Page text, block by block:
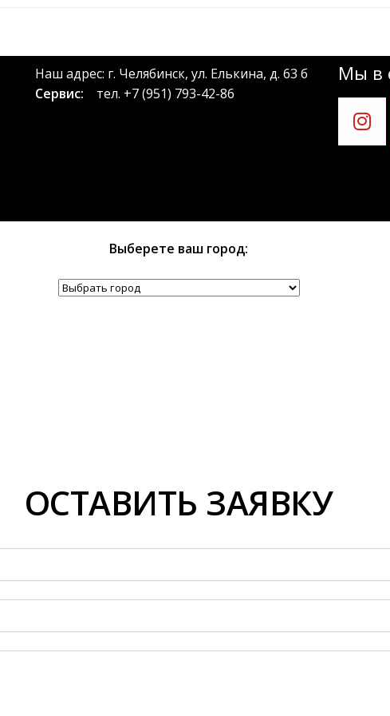
Наш адрес: г. Челябинск, ул. Елькина, д. 63 б
Сервис: тел. +7 (951) 793-42-86
Мы в
Выберете ваш город:
ОСТАВИТЬ ЗАЯВКУ